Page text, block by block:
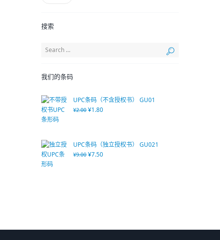
搜索
我们的条码
UPC条码（不含授权书） GU01
¥2.00 ¥1.80
UPC条码（独立授权书） GU021
¥9.00 ¥7.50